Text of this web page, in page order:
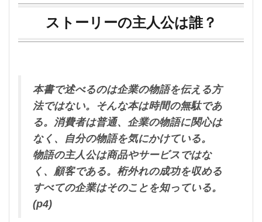
ストーリーの主人公は誰？
本書で述べるのは企業の物語を伝える方
法ではない。そんな本は時間の無駄であ
る。消費者は普通、企業の物語に関心は
なく、自分の物語を気にかけている。
物語の主人公は商品やサービスではな
く、顧客である。桁外れの成功を収める
すべての企業はそのことを知っている。
(p4)